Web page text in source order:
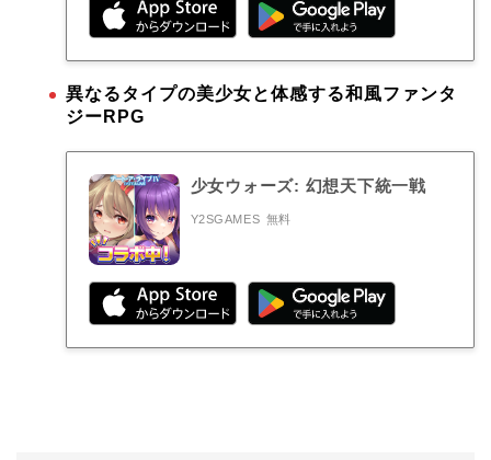
異なるタイプの美少女と体感する和風ファンタ
ジーRPG
少女ウォーズ: 幻想天下統一戦
Y2SGAMES 無料